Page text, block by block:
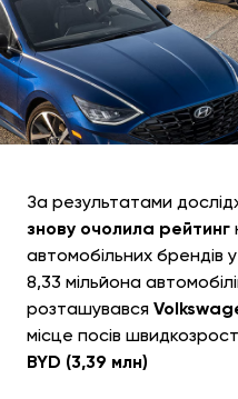
За результатами
знову очолила рейтинг
автомобільних брендів
8,33 мільйона
розташувався
місце посів
BYD (3,39 млн)